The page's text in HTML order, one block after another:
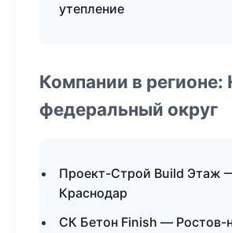
утепление
Компании в
федеральный округ
Проект-Строй Build Этаж
Краснодар
СК Бетон Finish — Ростов-